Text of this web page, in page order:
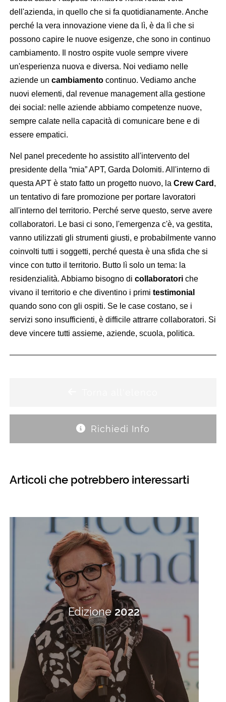
dell'azienda, in quello che si fa quotidianamente. Anche
perché la vera innovazione viene da lì, è da lì che si
possono capire le nuove esigenze, che sono in continuo
cambiamento. Il nostro ospite vuole sempre vivere
un'esperienza nuova e diversa. Noi vediamo nelle
aziende un cambiamento continuo. Vediamo anche
nuovi elementi, dal revenue management alla gestione
dei social: nelle aziende abbiamo competenze nuove,
sempre calate nella capacità di comunicare bene e di
essere empatici.
Nel panel precedente ho assistito all'intervento del
presidente della “mia” APT, Garda Dolomiti. All'interno di
questa APT è stato fatto un progetto nuovo, la Crew Card ,
un tentativo di fare promozione per portare lavoratori
all'interno del territorio. Perché serve questo, serve avere
collaboratori. Le basi ci sono, l'emergenza c'è, va gestita,
vanno utilizzati gli strumenti giusti, e probabilmente vanno
coinvolti tutti i soggetti, perché questa è una sfida che si
vince con tutto il territorio. Butto lì solo un tema: la
residenzialità. Abbiamo bisogno di collaboratori che
vivano il territorio e che diventino i primi testimonial
quando sono con gli ospiti. Se le case costano, se i
servizi sono insufficienti, è difficile attrarre collaboratori. Si
deve vincere tutti assieme, aziende, scuola, politica.
Richiedi Info
Articoli che potrebbero interessarti
Edizione2022